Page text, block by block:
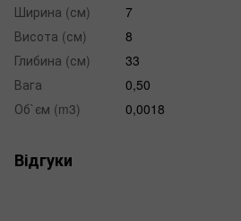
Ширина (см)
7
Висота (см)
8
Глибина (см)
33
Вага
0,50
Об`єм (m3)
0,0018
Відгуки